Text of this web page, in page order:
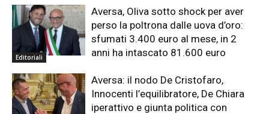
Editoriali
Aversa, Oliva sotto shock per aver
perso la poltrona dalle uova d’oro:
sfumati 3.400 euro al mese, in 2
anni ha intascato 81.600 euro
Aversa: il nodo De Cristofaro,
Innocenti l’equilibratore, De Chiara
iperattivo e giunta politica con